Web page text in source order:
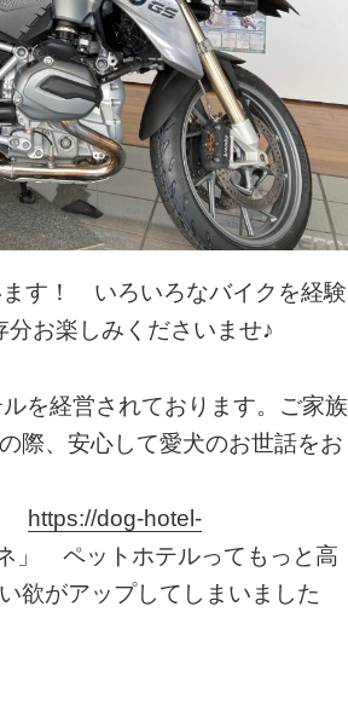
す！ いろいろなバイクを経験
お楽しみくださいませ♪
を経営されております。ご家族
際、安心して愛犬のお世話をお
https://dog-hotel-
ペットホテルってもっと高
欲がアップしてしまいました